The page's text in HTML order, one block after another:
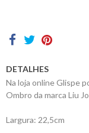
DETALHES
Na loja online Glispe
Ombro da marca Liu Jo
Largura: 22,5cm